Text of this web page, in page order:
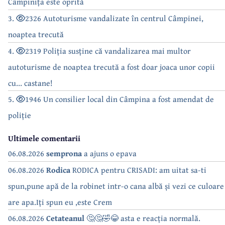
3.
2326 Autoturisme vandalizate în centrul Câmpinei,
noaptea trecută
4.
2319 Poliția susține că vandalizarea mai multor
autoturisme de noaptea trecută a fost doar joaca unor copii
cu... castane!
5.
1946 Un consilier local din Câmpina a fost amendat de
poliție
Ultimele comentarii
06.08.2026 sempronaa ajuns o epava
06.08.2026 RodicaRODICA pentru CRISADI: am uitat sa-ti
spun,pune apă de la robinet intr-o cana albă și vezi ce culoare
are apa.Iți spun eu ,este Crem
06.08.2026 Cetateanul 🤔🤔🤣😂 asta e reacția normală.